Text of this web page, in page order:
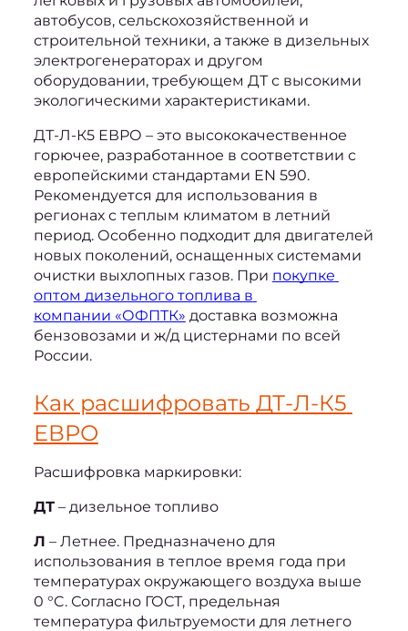
автобусов, сельскохозяйственной и
строительной техники, а также в дизельных
электрогенераторах и другом
оборудовании, требующем ДТ с высокими
экологическими характеристиками.
ДТ-Л-К5 ЕВРО – это высококачественное
горючее, разработанное в соответствии с
европейскими стандартами EN 590.
Рекомендуется для использования в
регионах с теплым климатом в летний
период. Особенно подходит для двигателей
новых поколений, оснащенных системами
очистки выхлопных газов. При покупке
оптом дизельного топлива в
компании «ОФПТК» доставка возможна
бензовозами и ж/д цистернами по всей
России.
Как расшифровать ДТ-Л-К5
ЕВРО
Расшифровка маркировки:
ДТ – дизельное топливо
Л – Летнее. Предназначено для
использования в теплое время года при
температурах окружающего воздуха выше
0 °C. Согласно ГОСТ, предельная
температура фильтруемости для летнего